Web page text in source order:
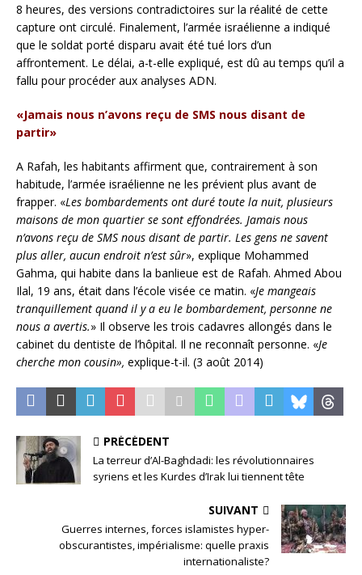
8 heures, des versions contradictoires sur la réalité de cette
capture ont circulé. Finalement, l’armée israélienne a indiqué
que le soldat porté disparu avait été tué lors d’un
affrontement. Le délai, a-t-elle expliqué, est dû au temps qu’il a
fallu pour procéder aux analyses ADN.
«Jamais nous n’avons reçu de SMS nous disant de
partir»
A Rafah, les habitants affirment que, contrairement à son
habitude, l’armée israélienne ne les prévient plus avant de
frapper. «Les bombardements ont duré toute la nuit, plusieurs
maisons de mon quartier se sont effondrées. Jamais nous
n’avons reçu de SMS nous disant de partir. Les gens ne savent
plus aller, aucun endroit n’est sûr», explique Mohammed
Gahma, qui habite dans la banlieue est de Rafah. Ahmed Abou
Ilal, 19 ans, était dans l’école visée ce matin. «Je mangeais
tranquillement quand il y a eu le bombardement, personne ne
nous a avertis.» Il observe les trois cadavres allongés dans le
cabinet du dentiste de l’hôpital. Il ne reconnaît personne. «Je
cherche mon cousin», explique-t-il. (3 août 2014)
PRÉCÉDENT
La terreur d’Al-Baghdadi: les révolutionnaires
syriens et les Kurdes d’Irak lui tiennent tête
SUIVANT
Guerres internes, forces islamistes hyper-
obscurantistes, impérialisme: quelle praxis
internationaliste?